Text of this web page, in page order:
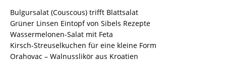
Bulgursalat (Couscous) trifft Blattsalat
Grüner Linsen Eintopf von Sibels Rezepte
Wassermelonen-Salat mit Feta
Kirsch-Streuselkuchen für eine kleine Form
Orahovac – Walnusslikör aus Kroatien